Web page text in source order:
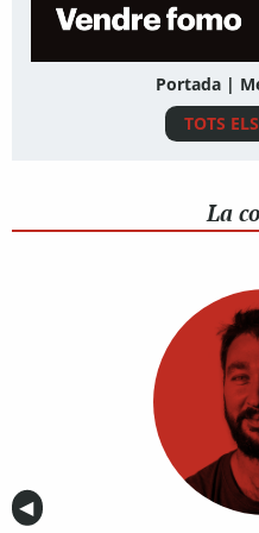
Portada |
TOTS
La
Anterior
◀︎